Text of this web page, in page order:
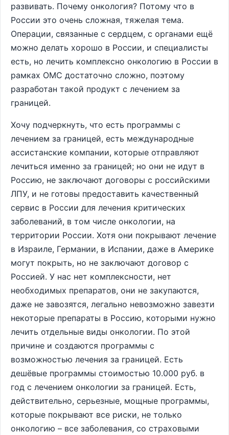
развивать. Почему онкология? Потому что в
России это очень сложная, тяжелая тема.
Операции, связанные с сердцем, с органами ещё
можно делать хорошо в России, и специалисты
есть, но лечить комплексно онкологию в России в
рамках ОМС достаточно сложно, поэтому
разработан такой продукт с лечением за
границей.
Хочу подчеркнуть, что есть программы с
лечением за границей, есть международные
ассистанские компании, которые отправляют
лечиться именно за границей; но они не идут в
Россию, не заключают договоры с российскими
ЛПУ, и не готовы предоставить качественный
сервис в России для лечения критических
заболеваний, в том числе онкологии, на
территории России. Хотя они покрывают лечение
в Израиле, Германии, в Испании, даже в Америке
могут покрыть, но не заключают договор с
Россией. У нас нет комплексности, нет
необходимых препаратов, они не закупаются,
даже не завозятся, легально невозможно завезти
некоторые препараты в Россию, которыми нужно
лечить отдельные виды онкологии. По этой
причине и создаются программы с
возможностью лечения за границей. Есть
дешёвые программы стоимостью 10.000 руб. в
год с лечением онкологии за границей. Есть,
действительно, серьезные, мощные программы,
которые покрывают все риски, не только
онкологию – все заболевания, со страховыми